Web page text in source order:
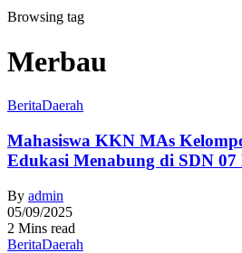
Browsing tag
Merbau
BeritaDaerah
Mahasiswa KKN MAs
Edukasi Menabung di SDN 07
By admin
05/09/2025
2 Mins read
BeritaDaerah